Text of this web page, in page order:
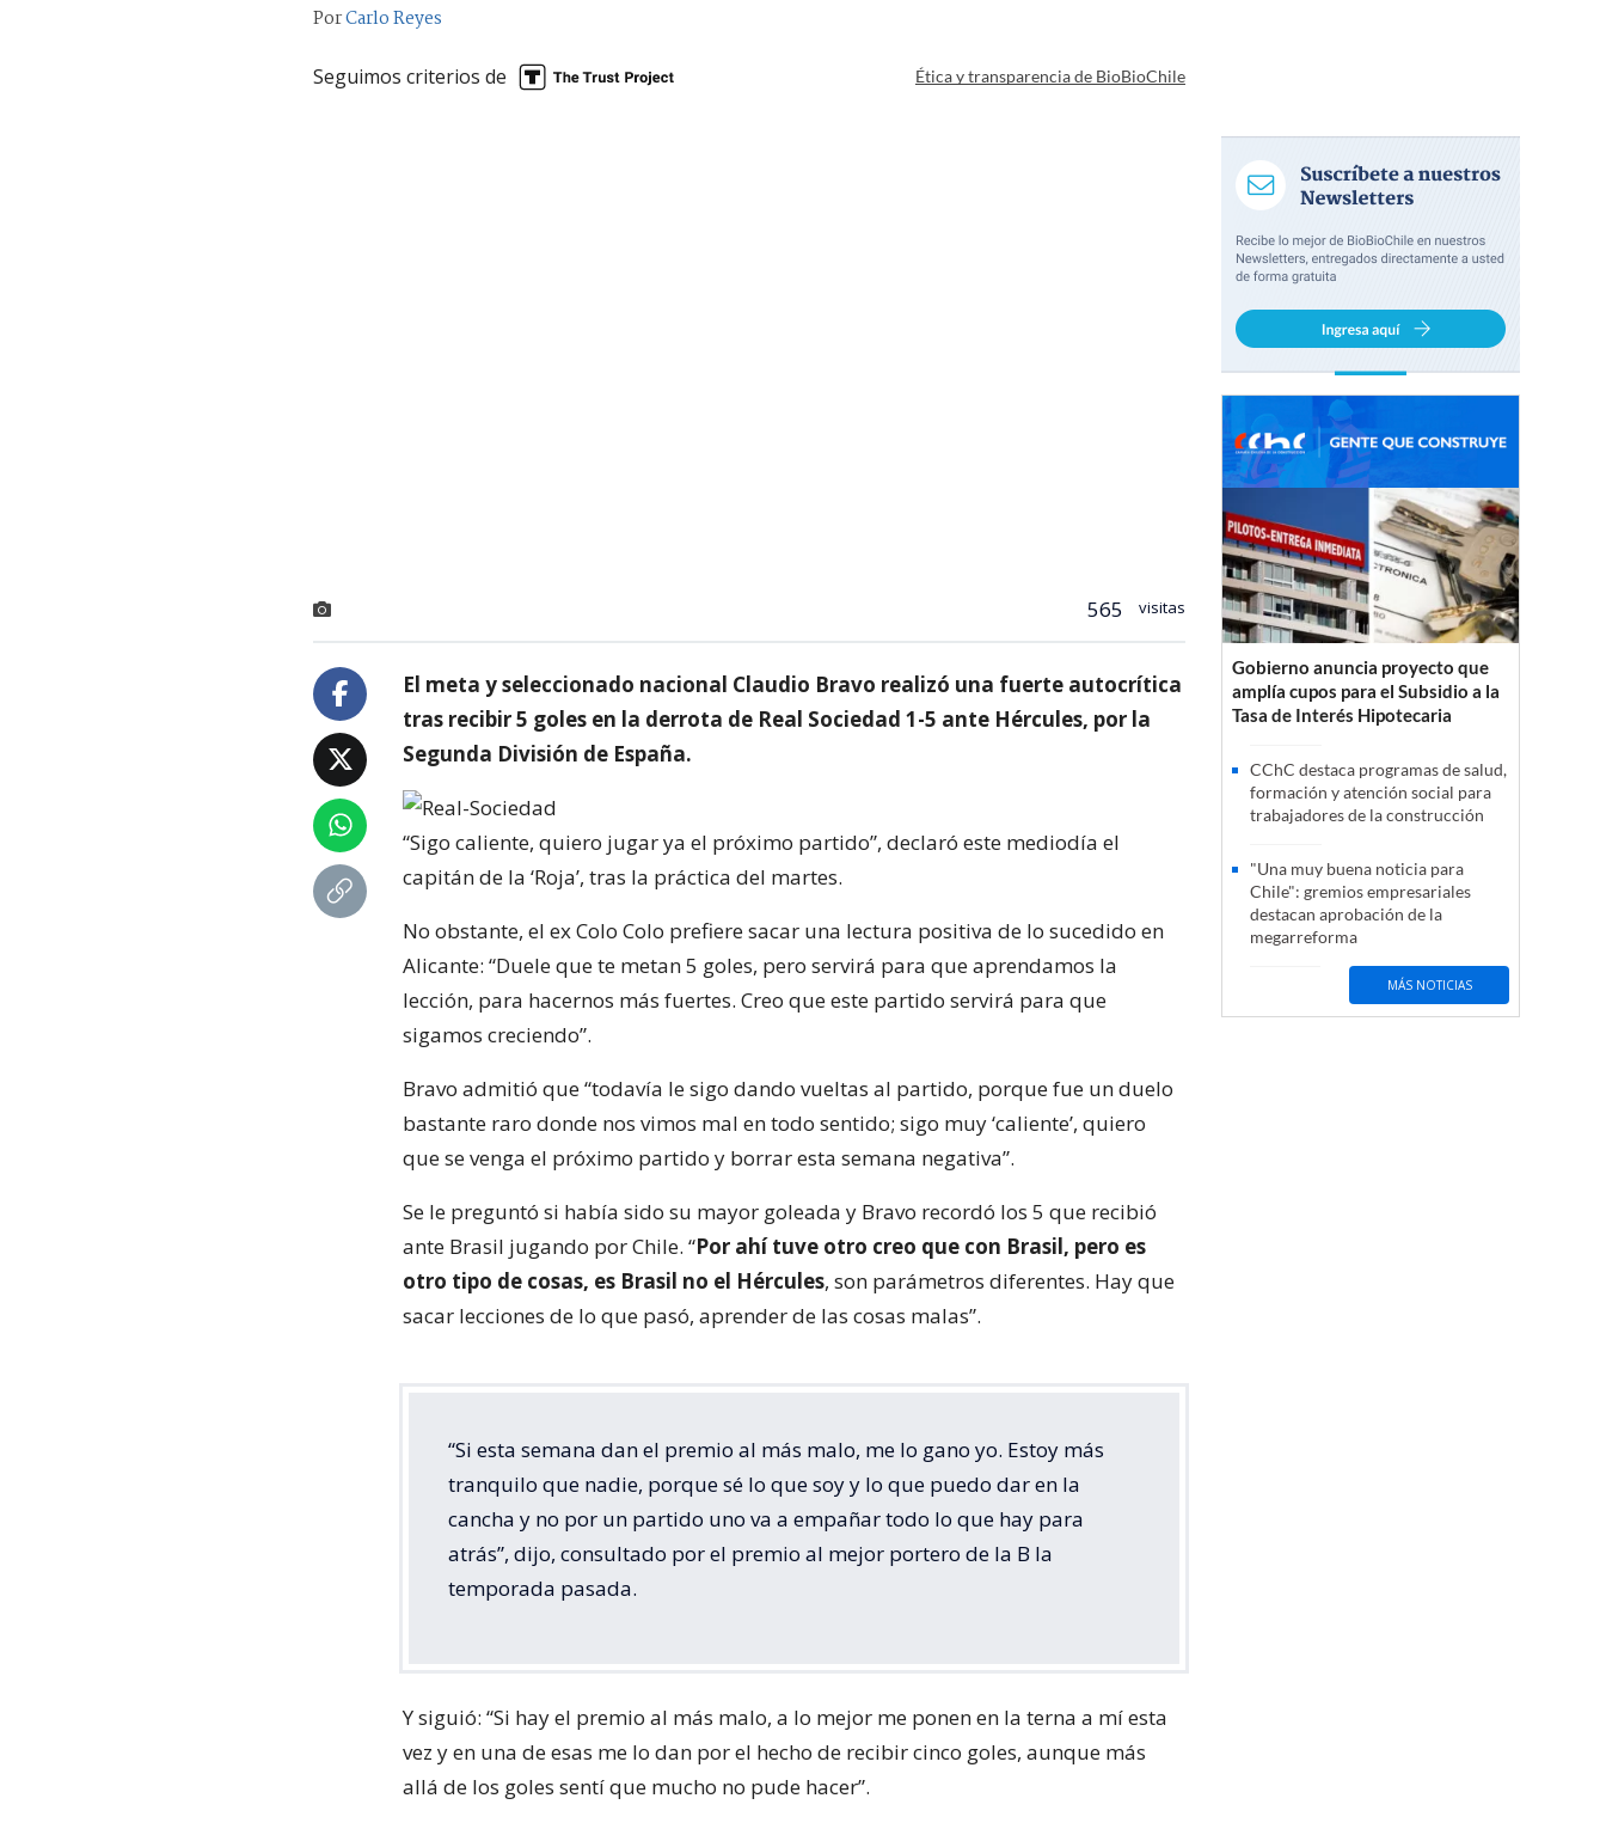
PorCarlo Reyes
Seguimos criterios de Ética y transparencia de BioBioChile
565 visitas
El meta y seleccionado nacional Claudio Bravo realizó una fuerte autocrítica
tras recibir 5 goles en la derrota de Real Sociedad 1-5 ante Hércules, por la
Segunda División de España.
“Sigo caliente, quiero jugar ya el próximo partido”, declaró este mediodía el
capitán de la ‘Roja’, tras la práctica del martes.
No obstante, el ex Colo Colo prefiere sacar una lectura positiva de lo sucedido en
Alicante: “Duele que te metan 5 goles, pero servirá para que aprendamos la
lección, para hacernos más fuertes. Creo que este partido servirá para que
sigamos creciendo”.
Bravo admitió que “todavía le sigo dando vueltas al partido, porque fue un duelo
bastante raro donde nos vimos mal en todo sentido; sigo muy ‘caliente’, quiero
que se venga el próximo partido y borrar esta semana negativa”.
Se le preguntó si había sido su mayor goleada y Bravo recordó los 5 que recibió
ante Brasil jugando por Chile. “Por ahí tuve otro creo que con Brasil, pero es
otro tipo de cosas, es Brasil no el Hércules, son parámetros diferentes. Hay que
sacar lecciones de lo que pasó, aprender de las cosas malas”.
“Si esta semana dan el premio al más malo, me lo gano yo. Estoy más
tranquilo que nadie, porque sé lo que soy y lo que puedo dar en la
cancha y no por un partido uno va a empañar todo lo que hay para
atrás”, dijo, consultado por el premio al mejor portero de la B la
temporada pasada.
Y siguió: “Si hay el premio al más malo, a lo mejor me ponen en la terna a mí esta
vez y en una de esas me lo dan por el hecho de recibir cinco goles, aunque más
allá de los goles sentí que mucho no pude hacer”.
Gobierno anuncia proyecto que
amplía cupos para el Subsidio a la
Tasa de Interés Hipotecaria
CChC destaca programas de salud,
formación y atención social para
trabajadores de la construcción
"Una muy buena noticia para
Chile": gremios empresariales
destacan aprobación de la
megarreforma
MÁS NOTICIAS